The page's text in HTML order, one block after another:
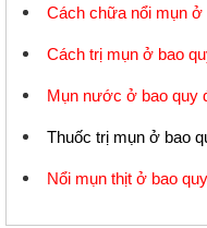
Cách chữa nổi mụn ở
Cách trị mụn ở bao
Mụn nước ở bao quy
Thuốc trị mụn ở bao
Nổi mụn thịt ở bao